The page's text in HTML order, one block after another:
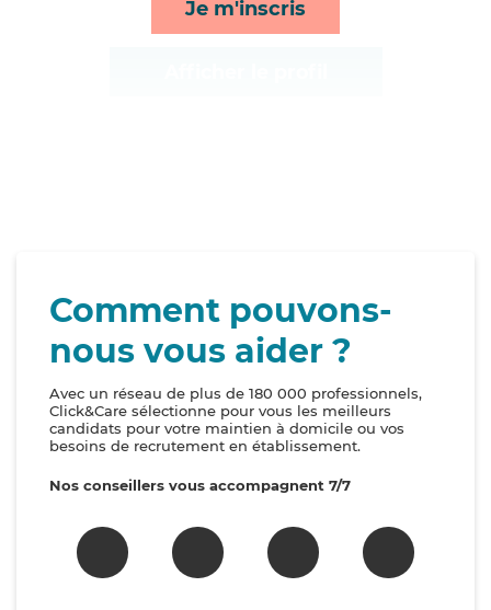
Je m'inscris
Comment pouvons-
nous vous aider ?
Avec un réseau de plus de 180 000 professionnels,
Click&Care sélectionne pour vous les meilleurs
candidats pour votre maintien à domicile ou vos
besoins de recrutement en établissement.
Nos conseillers vous accompagnent 7/7